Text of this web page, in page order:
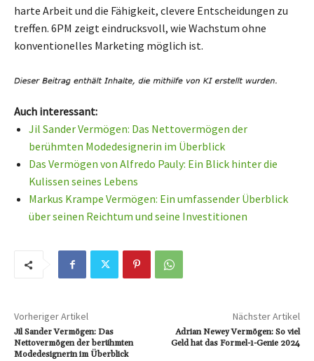
harte Arbeit und die Fähigkeit, clevere Entscheidungen zu
treffen. 6PM zeigt eindrucksvoll, wie Wachstum ohne
konventionelles Marketing möglich ist.
Auch interessant:
Jil Sander Vermögen: Das Nettovermögen der
berühmten Modedesignerin im Überblick
Das Vermögen von Alfredo Pauly: Ein Blick hinter die
Kulissen seines Lebens
Markus Krampe Vermögen: Ein umfassender Überblick
über seinen Reichtum und seine Investitionen
Vorheriger Artikel
Jil Sander Vermögen: Das
Nettovermögen der berühmten
Modedesignerin im Überblick
Nächster Artikel
Adrian Newey Vermögen: So viel
Geld hat das Formel-1-Genie 2024